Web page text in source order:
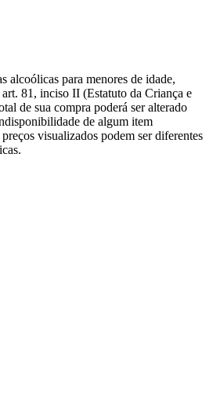
alcoólicas para menores de idade,
81, inciso II (Estatuto da Criança e
de sua compra poderá ser alterado
de algum item
visualizados podem ser diferentes